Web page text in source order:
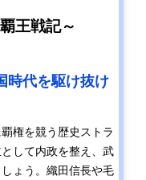
王戦記～
時代を駆け抜け
権を競う歴史ストラ
して内政を整え、武
ょう。織田信長や毛